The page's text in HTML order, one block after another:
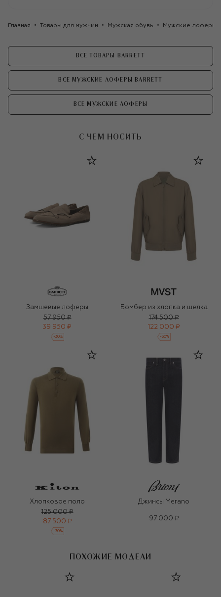
Главная Товары для мужчин Мужская обувь Мужские лоферы
ВСЕ ТОВАРЫ BARRETT
ВСЕ МУЖСКИЕ ЛОФЕРЫ BARRETT
ВСЕ МУЖСКИЕ ЛОФЕРЫ
С ЧЕМ НОСИТЬ
Замшевые лоферы
57 950 ₽
39 950 ₽
-30%
Бомбер из хлопка и шелка
174 500 ₽
122 000 ₽
-30%
Хлопковое поло
125 000 ₽
87 500 ₽
-30%
Джинсы Merano
97 000 ₽
ПОХОЖИЕ МОДЕЛИ